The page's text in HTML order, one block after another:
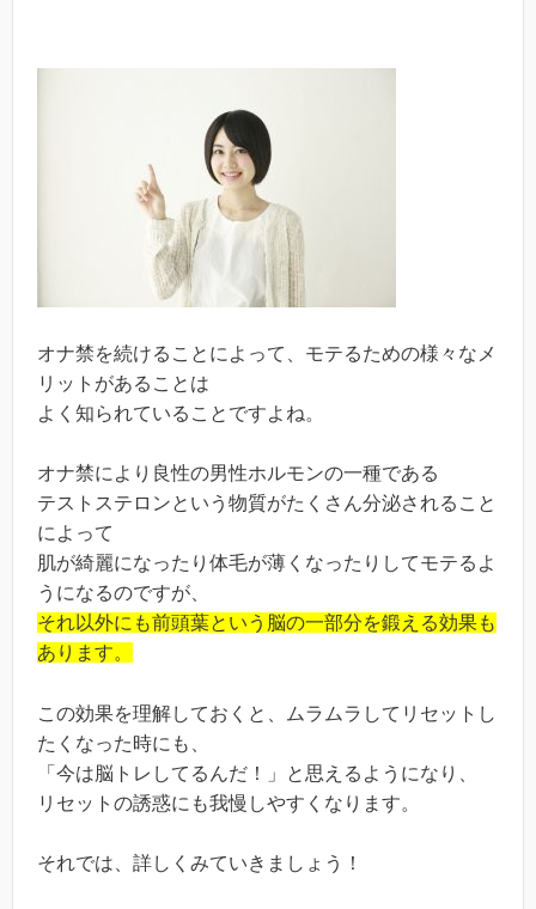
オナ禁を続けることによって、モテるための様々なメ
リットがあることは
よく知られていることですよね。
オナ禁により良性の男性ホルモンの一種である
テストステロンという物質がたくさん分泌されること
によって
肌が綺麗になったり体毛が薄くなったりしてモテるよ
うになるのですが、
それ以外にも前頭葉という脳の一部分を鍛える効果も
あります。
この効果を理解しておくと、ムラムラしてリセットし
たくなった時にも、
「今は脳トレしてるんだ！」と思えるようになり、
リセットの誘惑にも我慢しやすくなります。
それでは、詳しくみていきましょう！